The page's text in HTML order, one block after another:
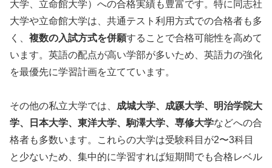
大学、立命館大学）への合格実績も豊富です。特に同志社
大学や立命館大学は、共通テスト利用方式での合格者も多
く、 複数の入試方式を併願することで合格可能性を高めて
います。英語の配点が高い学部が多いため、英語力の強化
を最優先に学習計画を立てています。
その他の私立大学では、 成城大学、成蹊大学、明治学院大
学、日本大学、東洋大学、駒澤大学、専修大学などへの合
格者も多数います。これらの大学は受験科目が2〜3科目
と少ないため、集中的に学習すれば短期間でも合格レベル